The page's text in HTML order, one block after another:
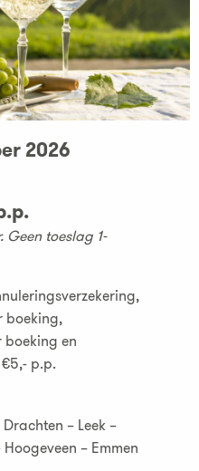
2026
Geen toeslag 1-
boeking,
boeking en
p.p.
– Leek –
– Emmen